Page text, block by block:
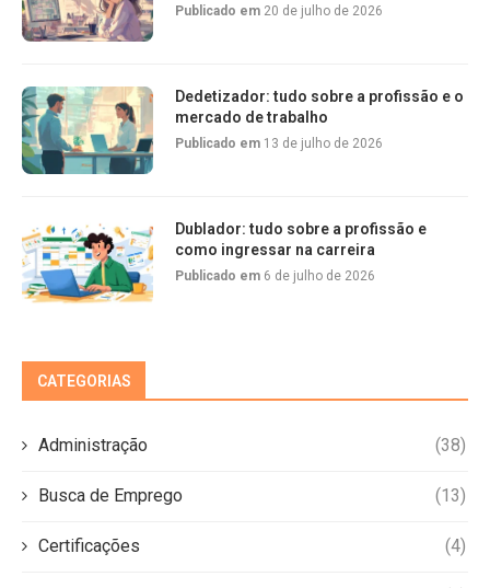
Publicado em 20 de julho de 2026
Dedetizador: tudo sobre a profissão e o
mercado de trabalho
Publicado em 13 de julho de 2026
Dublador: tudo sobre a profissão e
como ingressar na carreira
Publicado em 6 de julho de 2026
CATEGORIAS
Administração (38)
Busca de Emprego (13)
Certificações (4)